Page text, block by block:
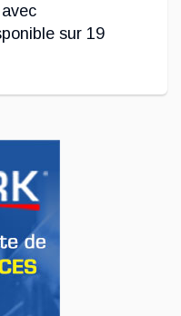
sur 19
le Lotus Eletre